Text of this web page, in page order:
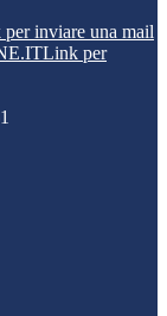
inviare una mail
Link per